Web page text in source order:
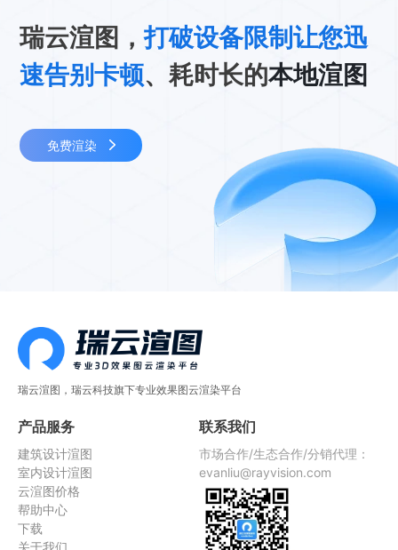
瑞云渲图，打破设备限制让您迅
速告别卡顿、耗时长的本地渲图
免费渲染
瑞云渲图，瑞云科技旗下专业效果图云渲染平台
产品服务
建筑设计渲图
室内设计渲图
云渲图价格
帮助中心
下载
关于我们
联系我们
市场合作/生态合作/分销代理：
evanliu@rayvision.com